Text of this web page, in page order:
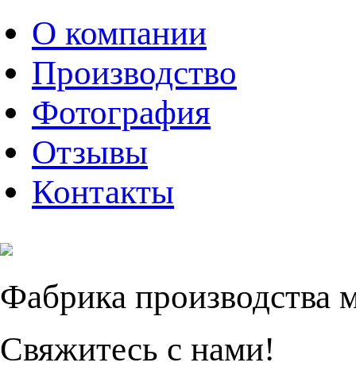
О компании
Производство
Фотография
Отзывы
Контакты
Фабрика производства
Свяжитесь с нами!